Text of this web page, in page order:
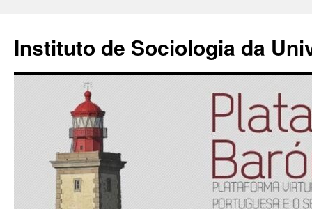
Instituto de Sociologia da